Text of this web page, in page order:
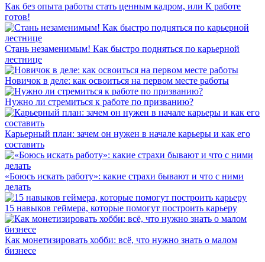
Как без опыта работы стать ценным кадром, или К работе
готов!
Стань незаменимым! Как быстро подняться по карьерной
лестнице
Новичок в деле: как освоиться на первом месте работы
Нужно ли стремиться к работе по призванию?
Карьерный план: зачем он нужен в начале карьеры и как его
составить
«Боюсь искать работу»: какие страхи бывают и что с ними
делать
15 навыков геймера, которые помогут построить карьеру
Как монетизировать хобби: всё, что нужно знать о малом
бизнесе